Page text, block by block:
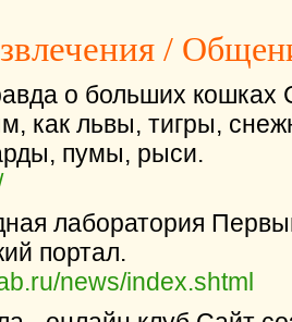
/
о больших кошках
как львы, тигры,
пумы, рыси.
лаборатория
портал.
news/index.shtml